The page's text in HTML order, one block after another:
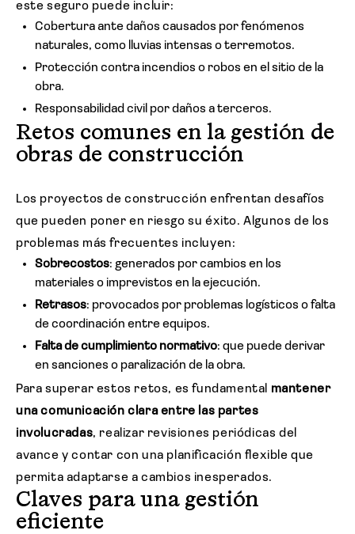
este seguro puede incluir:
Cobertura ante daños causados por fenómenos
naturales, como lluvias intensas o terremotos.
Protección contra incendios o robos en el sitio de la
obra.
Responsabilidad civil por daños a terceros.
Retos comunes en la gestión de
obras de construcción
Los proyectos de construcción enfrentan desafíos
que pueden poner en riesgo su éxito. Algunos de los
problemas más frecuentes incluyen:
Sobrecostos: generados por cambios en los
materiales o imprevistos en la ejecución.
Retrasos: provocados por problemas logísticos o falta
de coordinación entre equipos.
Falta de cumplimiento normativo: que puede derivar
en sanciones o paralización de la obra.
Para superar estos retos, es fundamental mantener
una comunicación clara entre las partes
involucradas, realizar revisiones periódicas del
avance y contar con una planificación flexible que
permita adaptarse a cambios inesperados.
Claves para una gestión
eficiente